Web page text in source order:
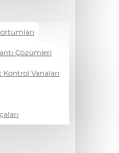
Çözümleri
Kontrol Vanaları